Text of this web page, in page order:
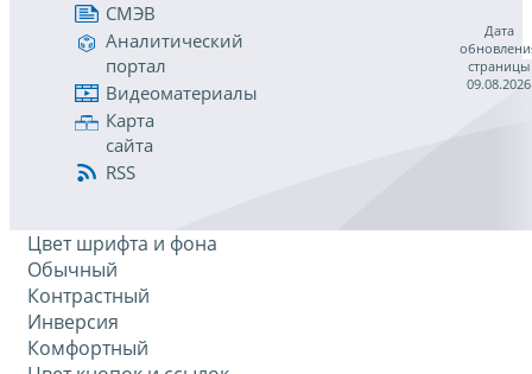
СМЭВ
Аналитический
портал
Видеоматериалы
Карта
сайта
RSS
Дата
страницы
09.08.2026
Цвет шрифта и фона
Обычный
Контрастный
Инверсия
Комфортный